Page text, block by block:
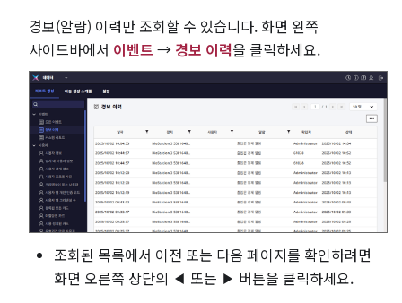
경보(알람) 이력만 조회할 수 있습니다. 화면 왼쪽
사이드바에서 이벤트 → 경보 이력을 클릭하세요.
조회된 목록에서 이전 또는 다음 페이지를 확인하려면
화면 오른쪽 상단의
또는
버튼을 클릭하세요.